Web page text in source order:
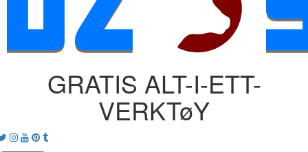
GRATIS ALT-I-ETT-
VERKTøY
Twitter
Instagram
Youtube
Pinterest
tumblr